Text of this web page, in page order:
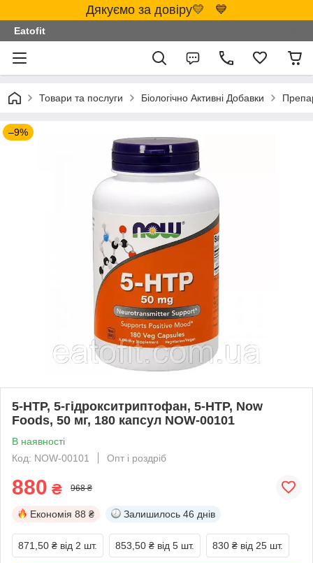
Дякуємо за довіру💛 💙
Eatofit
Товари та послуги Біологічно Активні Добавки
–9%
5-HTP, 5-гідрокситриптофан, 5-HTP, Now
Foods, 50 мг, 180 капсул NOW-00101
В наявності
Код: NOW-00101
Опт і роздріб
880 ₴ 968 ₴
Економія 88 ₴ Залишилось 46 днів
871,50 ₴ від 2 шт. 853,50 ₴ від 5 шт. 830 ₴ від 25 шт.